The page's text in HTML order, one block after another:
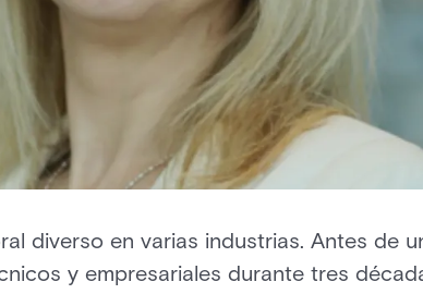
diverso en varias industrias. Antes de
y empresariales durante tres